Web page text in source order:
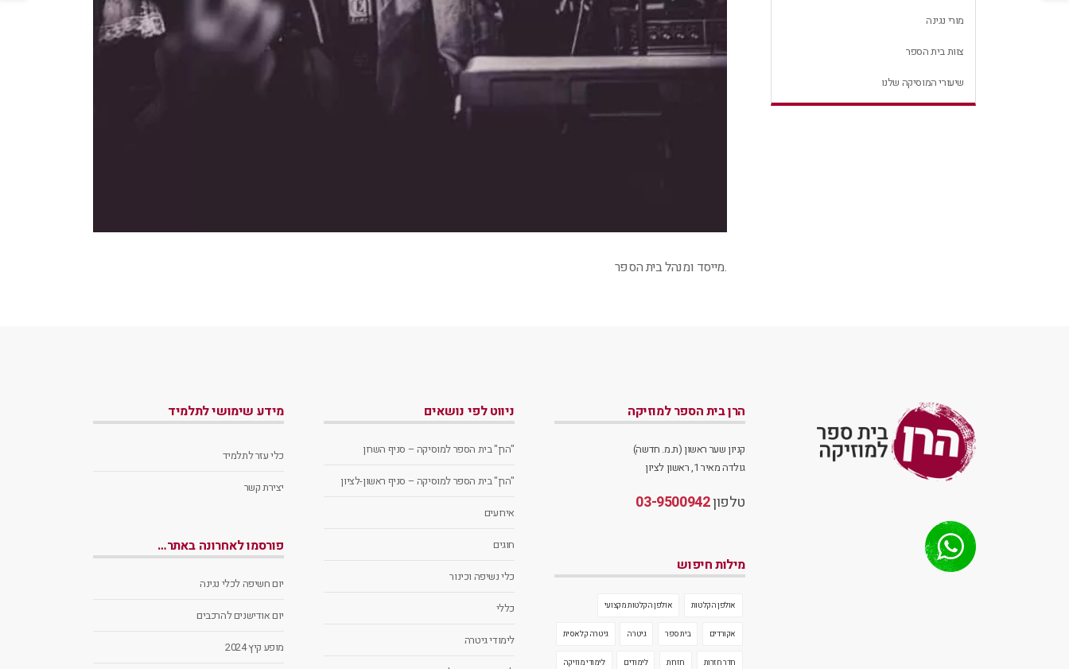
.מייסד ומנהל בית הספר
מורי נגינה
צוות בית הספר
שיעורי המוסיקה שלנו
הרן בית הספר למוזיקה
קניון שער ראשון (ת.מ. חדשה)
גולדה מאיר 1, ראשון לציון
טלפון03-9500942
מילות חיפוש
אולפן הקלטות אולפן הקלטות מקצועי
אקורדים בית ספר גיטרה גיטרה קלאסית
חדר חזרות חזרות לימודים לימודי מוזיקה
ניווט לפי נושאים
"הרן" בית הספר למוסיקה – סניף השרון
"הרן" בית הספר למוסיקה – סניף ראשון-לציון
אירועים
חוגים
כלי נשיפה וכינור
כללי
לימודי גיטרה
מידע שימושי לתלמיד
כלי עזר לתלמיד
יצירת קשר
פורסמו לאחרונה באתר…
יום חשיפה לכלי נגינה
יום אודישנים להרכבים
מופע קיץ 2024